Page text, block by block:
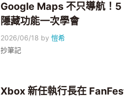
Google Maps 不只導航！5
隱藏功能一次學會
2026/06/18 by愷希
抄筆記
Xbox 新任執行長在